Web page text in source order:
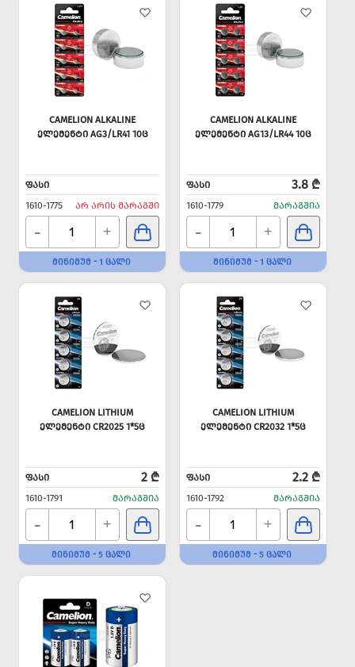
CAMELION ALKALINE
ᲔᲚᲔᲛᲔᲜᲢᲘ AG3/LR41 10Ც
ᲤᲐᲡᲘ
1610-1775
ᲐᲠ ᲐᲠᲘᲡ ᲛᲐᲠᲐᲒᲨᲘ
- +
ᲛᲘᲜᲘᲛᲣᲛ - 1 ᲪᲐᲚᲘ
CAMELION ALKALINE
ᲔᲚᲔᲛᲔᲜᲢᲘ AG13/LR44 10Ც
ᲤᲐᲡᲘ 3.8 ₾
1610-1779 ᲛᲐᲠᲐᲒᲨᲘᲐ
- +
ᲛᲘᲜᲘᲛᲣᲛ - 1 ᲪᲐᲚᲘ
CAMELION LITHIUM
ᲔᲚᲔᲛᲔᲜᲢᲘ CR2025 1*5Ც
ᲤᲐᲡᲘ 2 ₾
1610-1791 ᲛᲐᲠᲐᲒᲨᲘᲐ
- +
ᲛᲘᲜᲘᲛᲣᲛ - 5 ᲪᲐᲚᲘ
CAMELION LITHIUM
ᲔᲚᲔᲛᲔᲜᲢᲘ CR2032 1*5Ც
ᲤᲐᲡᲘ 2.2 ₾
1610-1792 ᲛᲐᲠᲐᲒᲨᲘᲐ
- +
ᲛᲘᲜᲘᲛᲣᲛ - 5 ᲪᲐᲚᲘ